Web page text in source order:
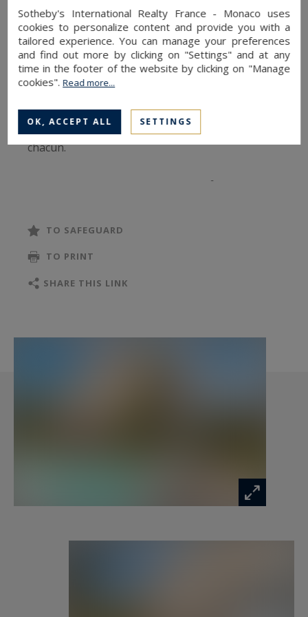
accueille confortablement les grandes familles.
Les points forts pour votre quotidien :
De l'espace pour tous : Une cuisine équipée
séparée, un salon chaleureux et des espaces de
nuit répartis sur deux niveaux pour le calme de
chacun.
Un jardin pour les enfants : 1 290 m² de terrain
dépendance pour stocker vélos et matériel de
Sérénité totale : Grâce à une rénovation
emménagez l'esprit libre.
TO SAFEGUARD
TO PRINT
SHARE THIS LINK
Sotheby's International Realty France - Monaco uses
cookies to personalize content and provide you with a
tailored experience. You can manage your preferences
and find out more by clicking on "Settings" and at any
time in the footer of the website by clicking on "Manage
cookies".Read more...
OK, ACCEPT ALL SETTINGS